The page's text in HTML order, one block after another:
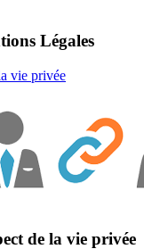
Légales
vie privée
de la vie privée